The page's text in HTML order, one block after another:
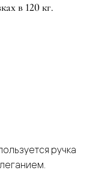
в 120 кг.
ручка